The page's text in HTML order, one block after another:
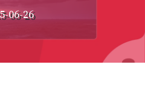
06-26